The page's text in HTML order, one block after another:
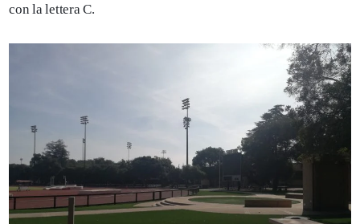
con la lettera C.